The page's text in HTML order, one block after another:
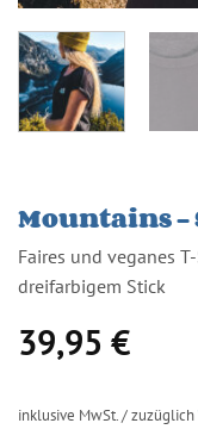
Mountains –
Faires und veganes
dreifarbigem Stick
39,95 €
inklusive MwSt. / zuzüglich